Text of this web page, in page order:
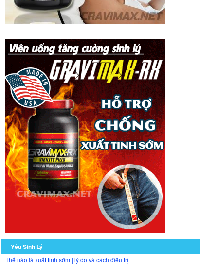
Yếu Sinh Lý
Thế nào là xuất tinh sớm | lý do và cách điều trị